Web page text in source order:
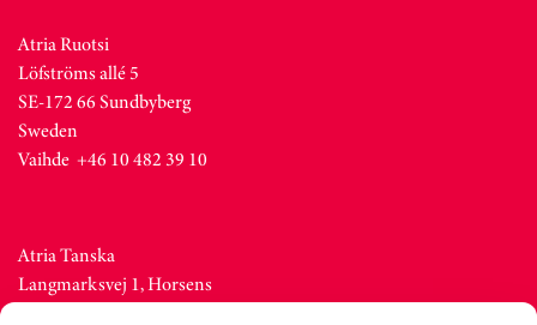
Atria Ruotsi
Löfströms allé 5
SE-172 66 Sundbyberg
Sweden
Vaihde +46 10 482 39 10
Atria Tanska
Langmarksvej 1, Horsens